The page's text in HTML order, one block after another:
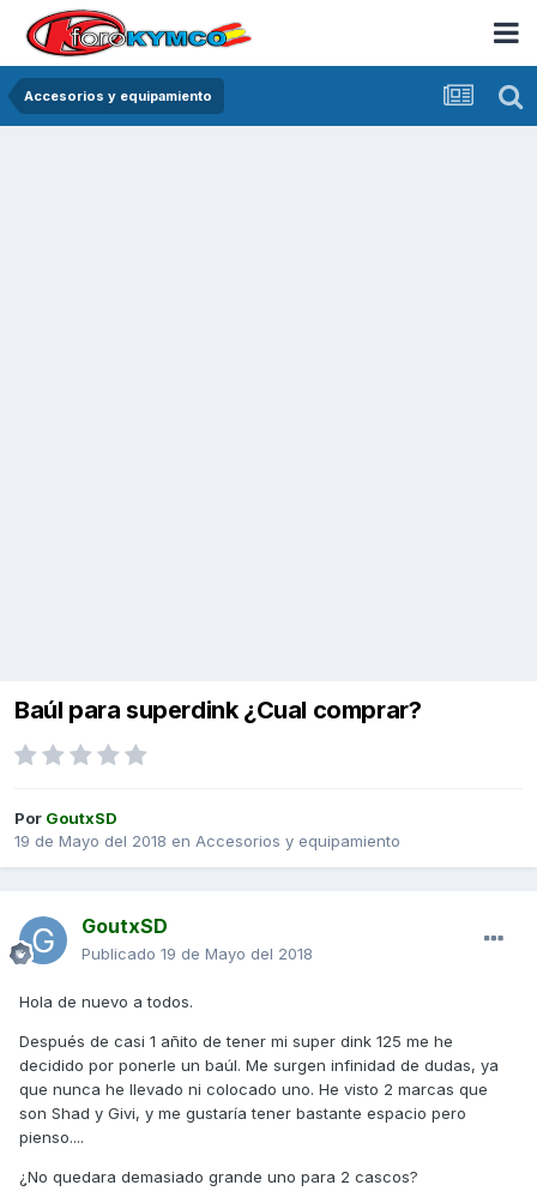
Accesorios y equipamiento
Baúl para superdink ¿Cual comprar?
Por GoutxSD
19 de Mayo del 2018 en Accesorios y equipamiento
GoutxSD
Publicado 19 de Mayo del 2018
Hola de nuevo a todos.
Después de casi 1 añito de tener mi super dink 125 me he
decidido por ponerle un baúl. Me surgen infinidad de dudas, ya
que nunca he llevado ni colocado uno. He visto 2 marcas que
son Shad y Givi, y me gustaría tener bastante espacio pero
pienso....
¿No quedara demasiado grande uno para 2 cascos?